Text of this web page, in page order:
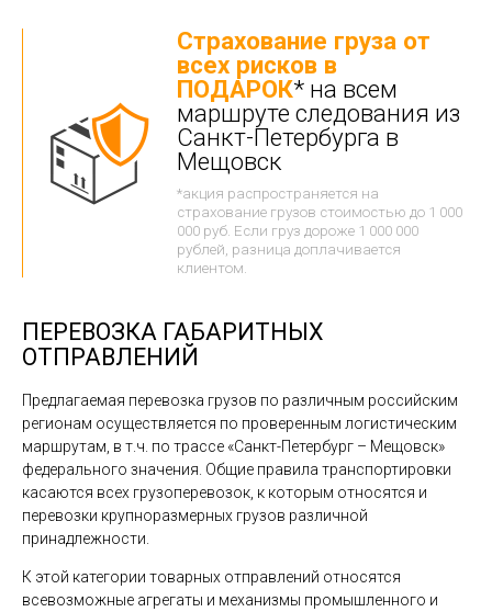
Страхование груза от
всех рисков в
ПОДАРОК* на всем
маршруте следования из
Санкт-Петербурга в
Мещовск
*акция распространяется на
страхование грузов стоимостью до 1 000
000 руб. Если груз дороже 1 000 000
рублей, разница доплачивается
клиентом.
ПЕРЕВОЗКА ГАБАРИТНЫХ
ОТПРАВЛЕНИЙ
Предлагаемая перевозка грузов по различным российским
регионам осуществляется по проверенным логистическим
маршрутам, в т.ч. по трассе «Санкт-Петербург – Мещовск»
федерального значения. Общие правила транспортировки
касаются всех грузоперевозок, к которым относятся и
перевозки крупноразмерных грузов различной
принадлежности.
К этой категории товарных отправлений относятся
всевозможные агрегаты и механизмы промышленного и